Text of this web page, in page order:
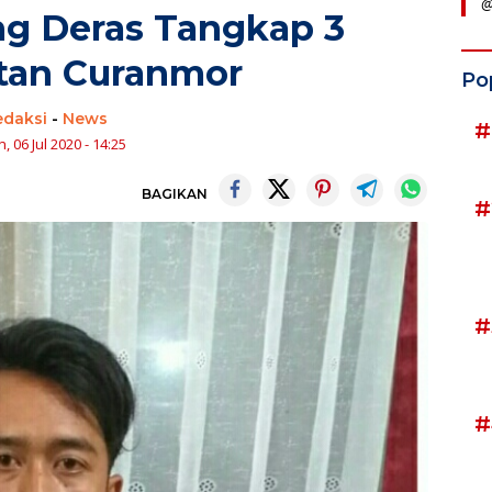
Deras Tangkap 3
Curanmor
- News
06 Jul 2020 - 14:25
BAGIKAN